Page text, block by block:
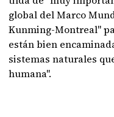
global del Marco
Kunming-Montreal"
están bien
sistemas naturales
humana".